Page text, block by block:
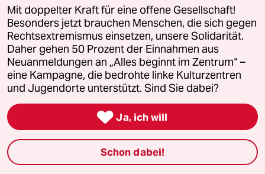
Reisen
Kantine
Shop
Anzeigen
Fragen & Hilfe
Mit doppelter Kraft für eine offene Gesellschaft!
Besonders jetzt brauchen Menschen, die sich gegen
Rechtsextremismus einsetzen, unsere Solidarität.
Daher gehen 50 Prozent der Einnahmen aus
Neuanmeldungen an „Alles beginnt im Zentrum“ –
eine Kampagne, die bedrohte linke Kulturzentren
und Jugendorte unterstützt. Sind Sie dabei?
 Ja, ich will
Schon dabei!